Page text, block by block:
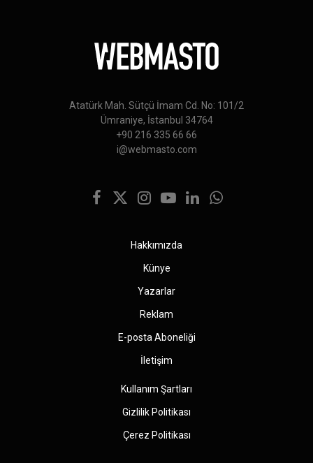
Atatürk Mah. Sütçü İmam Cd. No: 101/2
Ümraniye, İstanbul 34764
+90 216 335 66 66
i@webmasto.com
Facebook
X
Instagram
YouTubeLinkedInWhatsApp
Hakkımızda
Künye
Yazarlar
Reklam
E-posta Aboneliği
İletişim
Kullanım Şartları
Gizlilik Politikası
Çerez Politikası